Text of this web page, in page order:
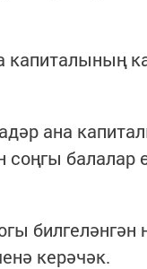
капиталының
ана
соңгы балалар
билгеләнгән
керәчәк.